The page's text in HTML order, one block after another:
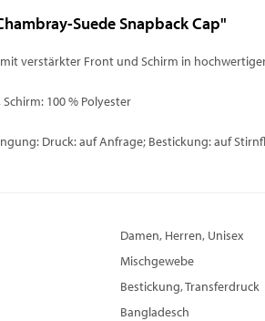
Suede Snapback Cap"
mit verstärkter Front und Schirm in
100 % Polyester
Druck: auf Anfrage; Bestickung: auf
Damen, Herren, Unisex
Mischgewebe
Bestickung, Transferdruck
Bangladesch